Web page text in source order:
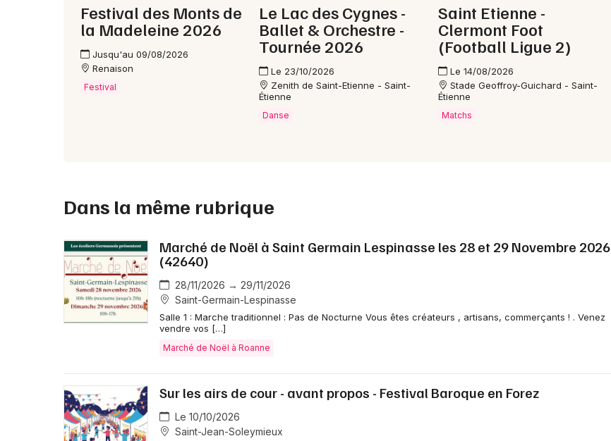
Festival des Monts de
la Madeleine 2026
Jusqu'au 09/08/2026
Renaison
Festival
Le Lac des Cygnes -
Ballet & Orchestre -
Tournée 2026
Le 23/10/2026
Zenith de Saint-Etienne - Saint-
Étienne
Danse
Saint Etienne -
Clermont Foot
(Football Ligue 2)
Le 14/08/2026
Stade Geoffroy-Guichard - Saint-
Étienne
Matchs
Dans la même rubrique
Marché de Noël à Saint Germain Lespinasse les 28 et 29 Novembre 2026
(42640)
28/11/2026 → 29/11/2026
Saint-Germain-Lespinasse
Salle 1 : Marche traditionnel : Pas de Nocturne Vous êtes créateurs , artisans, commerçants ! . Venez
vendre vos […]
Marché de Noël à Roanne
Sur les airs de cour - avant propos - Festival Baroque en Forez
Le 10/10/2026
Saint-Jean-Soleymieux